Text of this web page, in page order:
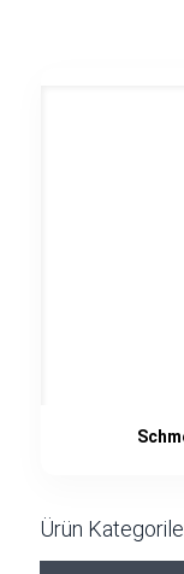
Ürün